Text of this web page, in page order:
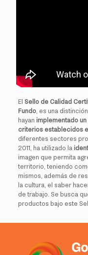
El Sello de Calidad
Fundo, es una
hayan implementado
criterios establecidos
diferentes sectores
2011, ha utilizado la
imagen que permita
territorio, teniendo
mismos, además de
la cultura, el saber
de trabajo. Se busca
productos bajo este